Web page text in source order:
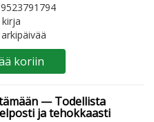
koriin
— Todellista
ja tehokkaasti